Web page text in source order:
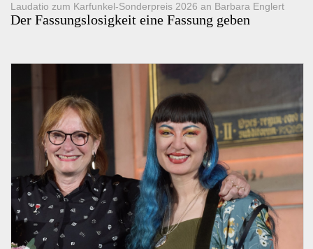
Laudatio zum Karfunkel-Sonderpreis 2026 an Barbara Englert
Der Fassungslosigkeit eine Fassung geben